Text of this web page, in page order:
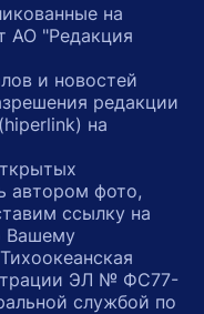
на
АО "Редакция
и новостей
редакции
на
автором фото,
ссылку на
Вашему
ЭЛ № ФС77-
службой по